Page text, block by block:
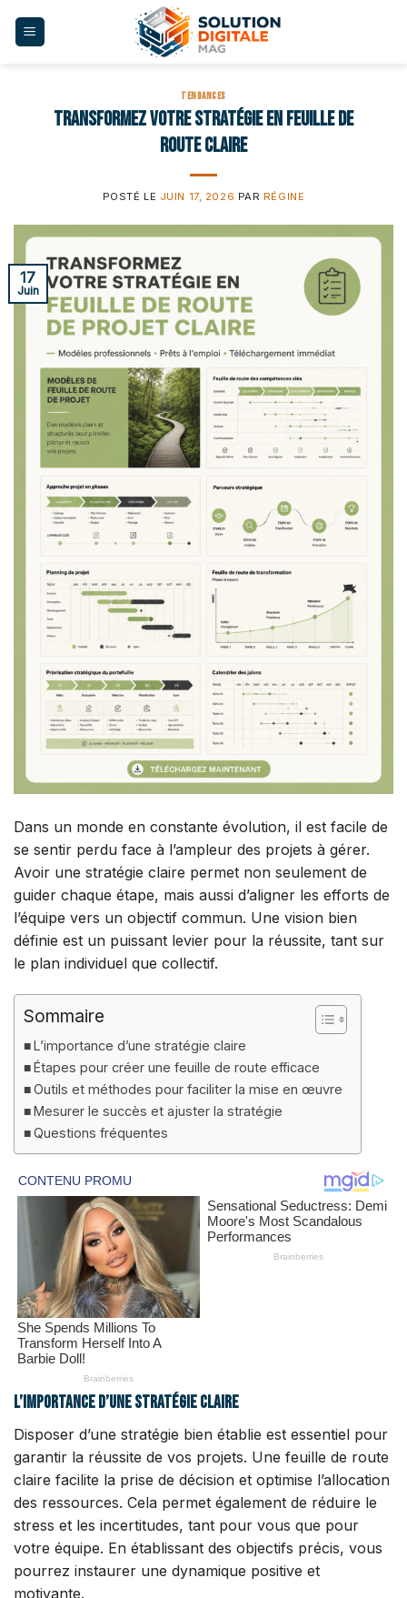
TENDANCES
Transformez votre stratégie en feuille de
route claire
POSTÉ LE JUIN 17, 2026 PAR RÉGINE
17
Juin
Dans un monde en constante évolution, il est facile de
se sentir perdu face à l’ampleur des projets à gérer.
Avoir une stratégie claire permet non seulement de
guider chaque étape, mais aussi d’aligner les efforts de
l’équipe vers un objectif commun. Une vision bien
définie est un puissant levier pour la réussite, tant sur
le plan individuel que collectif.
Sommaire
L’importance d’une stratégie claire
Étapes pour créer une feuille de route efficace
Outils et méthodes pour faciliter la mise en œuvre
Mesurer le succès et ajuster la stratégie
Questions fréquentes
L’importance d’une stratégie claire
Disposer d’une stratégie bien établie est essentiel pour
garantir la réussite de vos projets. Une feuille de route
claire facilite la prise de décision et optimise l’allocation
des ressources. Cela permet également de réduire le
stress et les incertitudes, tant pour vous que pour
votre équipe. En établissant des objectifs précis, vous
pourrez instaurer une dynamique positive et
motivante.